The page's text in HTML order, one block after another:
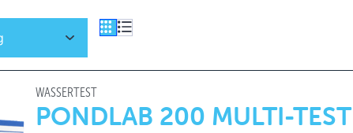
WASSERTEST
PONDLAB 200 MULTI-TEST